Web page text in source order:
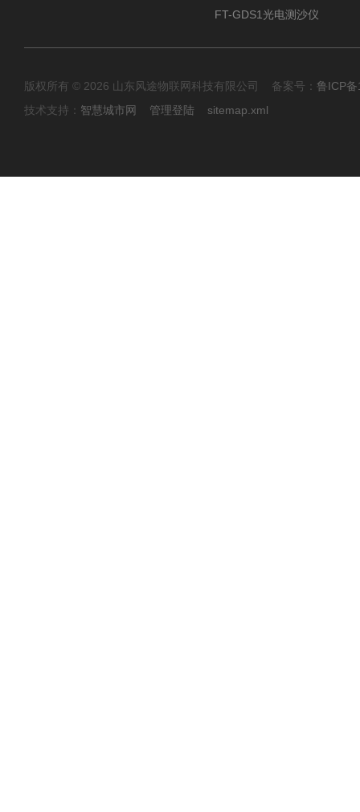
FT-GDS1光电测沙仪
版权所有 © 2026 山东风途物联网科技有限公司 备案号： 鲁ICP
技术支持： 智慧城市网 管理登陆 sitemap.xml